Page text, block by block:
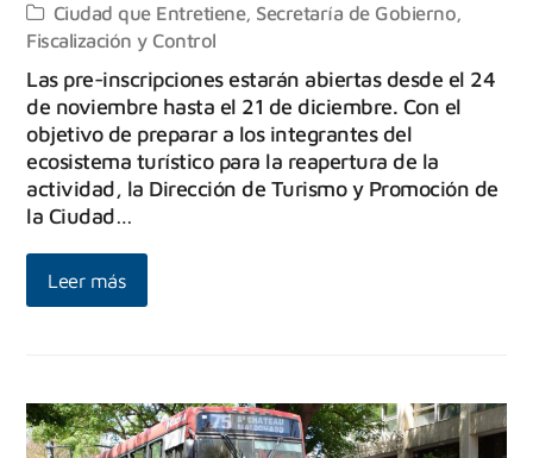
Ciudad que Entretiene, Secretaría de Gobierno,
Fiscalización y Control
Las pre-inscripciones estarán abiertas desde el 24
de noviembre hasta el 21 de diciembre. Con el
objetivo de preparar a los integrantes del
ecosistema turístico para la reapertura de la
actividad, la Dirección de Turismo y Promoción de
la Ciudad…
Leer más